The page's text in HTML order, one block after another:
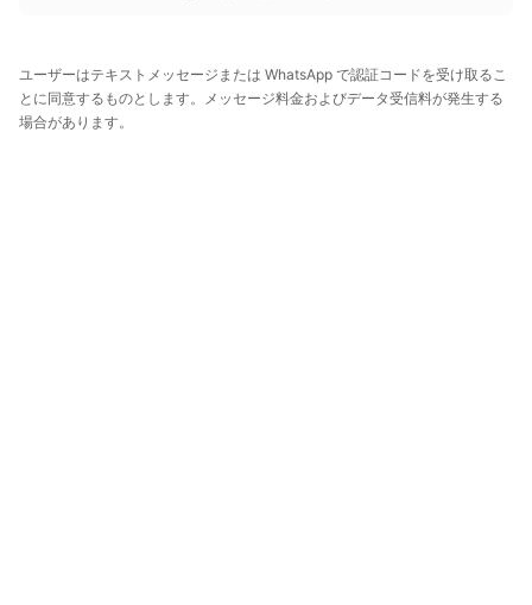
ユーザーはテキストメッセージまたは WhatsApp で認証コードを受け取るこ
とに同意するものとします。メッセージ料金およびデータ受信料が発生する
場合があります。